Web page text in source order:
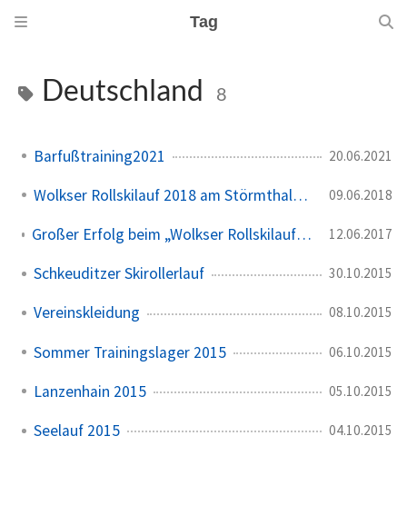
Tag
Deutschland 8
Barfußtraining2021 20.06.2021
Wolkser Rollskilauf 2018 am Störmthaler See 09.06.2018
Großer Erfolg beim „Wolkser Rollskilauf 2017“ am Störmthaler See 12.06.2017
Schkeuditzer Skirollerlauf 30.10.2015
Vereinskleidung 08.10.2015
Sommer Trainingslager 2015 06.10.2015
Lanzenhain 2015 05.10.2015
Seelauf 2015 04.10.2015